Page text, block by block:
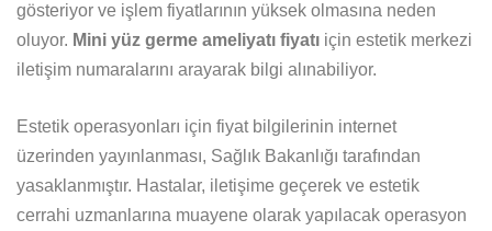
gösteriyor ve işlem fiyatlarının yüksek olmasına neden
oluyor. Mini yüz germe ameliyatı fiyatı için estetik merkezi
iletişim numaralarını arayarak bilgi alınabiliyor.
Estetik operasyonları için fiyat bilgilerinin internet
üzerinden yayınlanması, Sağlık Bakanlığı tarafından
yasaklanmıştır. Hastalar, iletişime geçerek ve estetik
cerrahi uzmanlarına muayene olarak yapılacak operasyon